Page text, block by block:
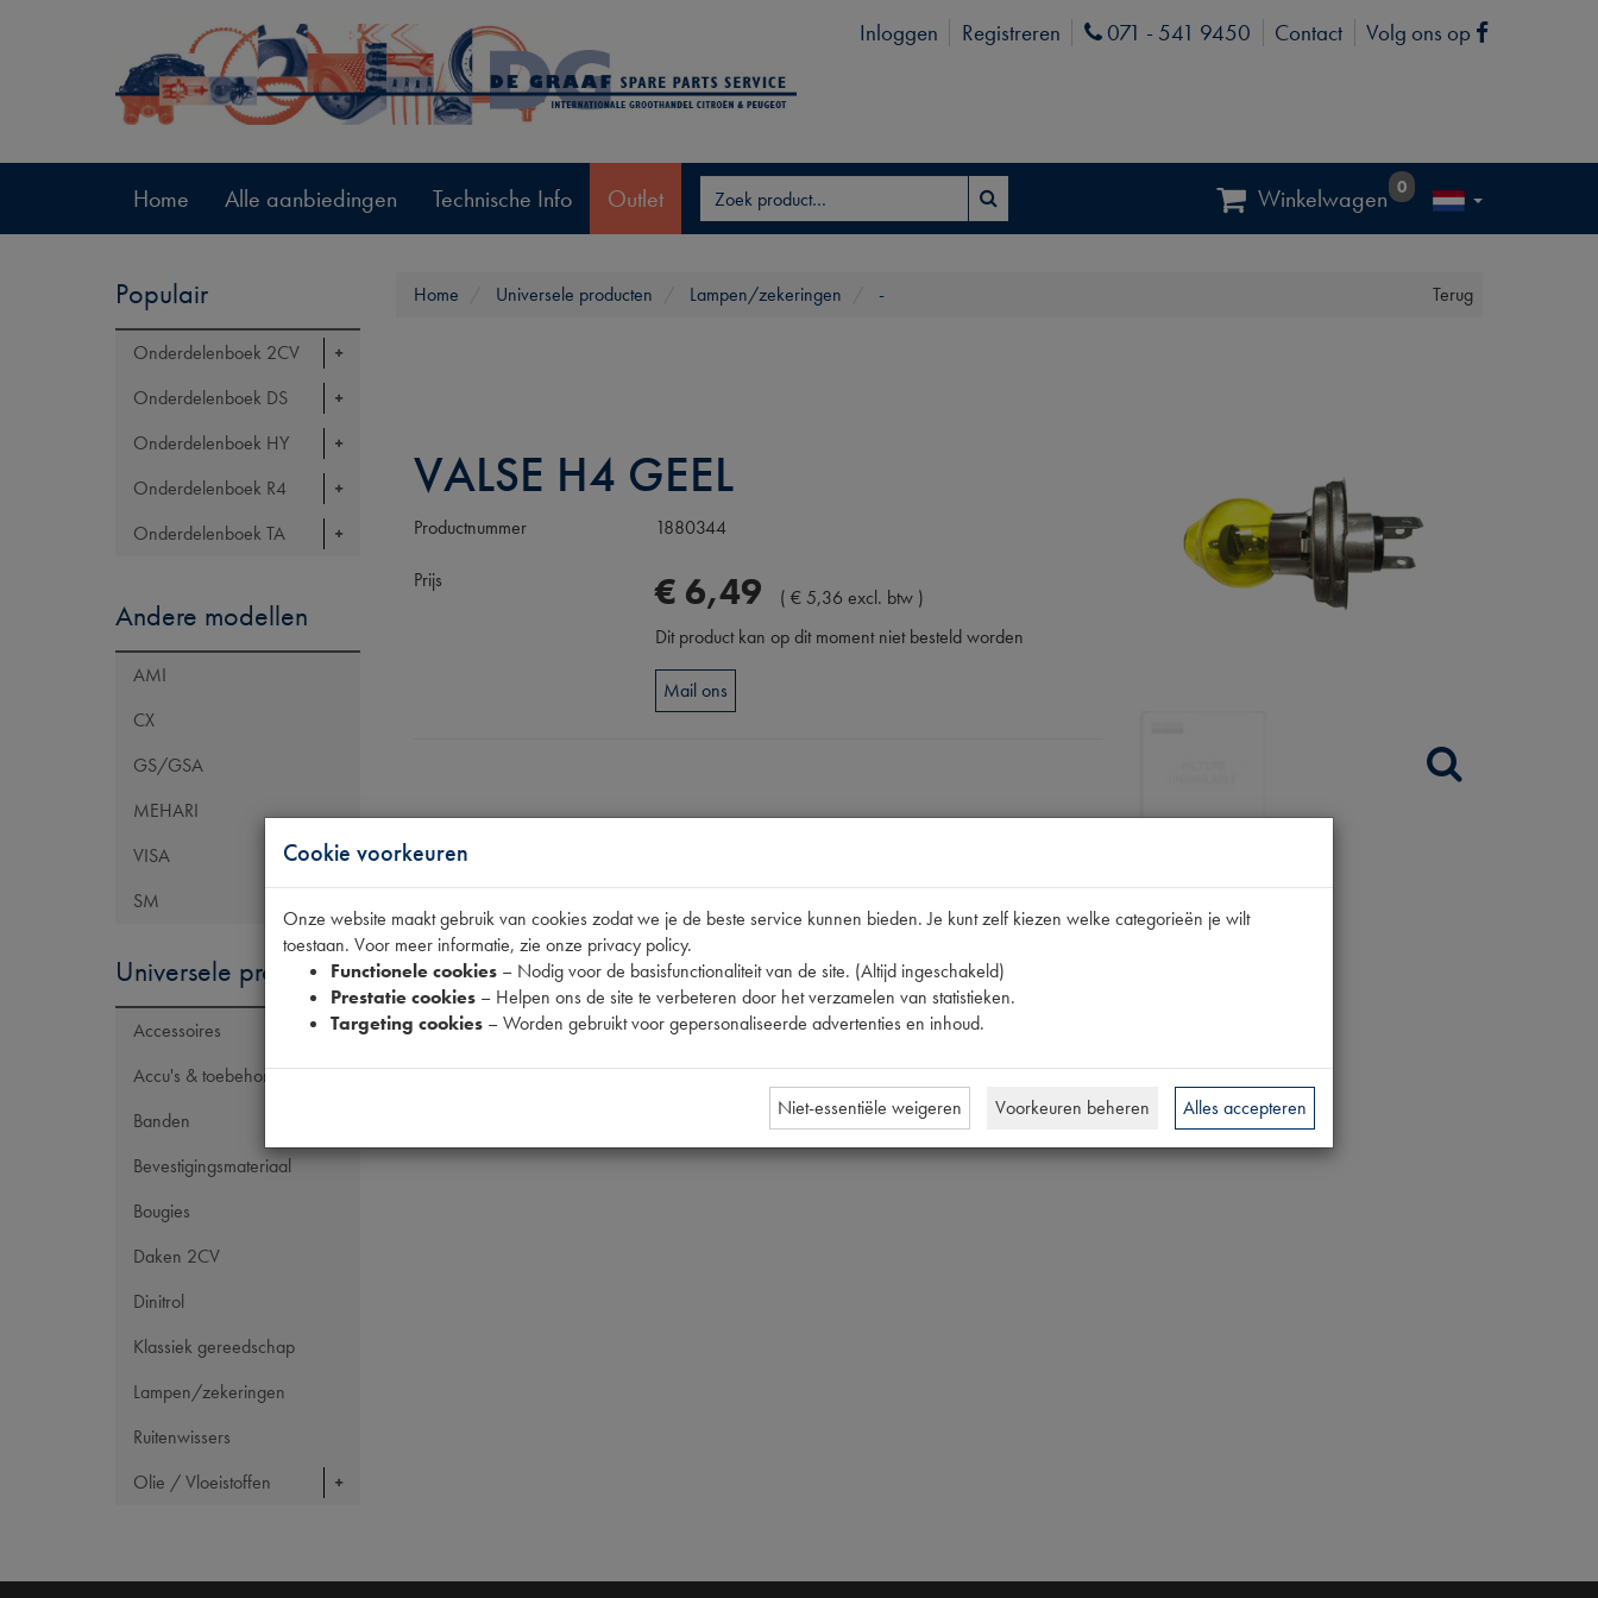
Inloggen Registreren Phone
071 - 541 9450 Contact Volg ons op Facebook
Home Alle aanbiedingen Technische Info Outlet Winkelwagen 0
Populair
Onderdelenboek 2CV
Onderdelenboek DS
Onderdelenboek HY
Onderdelenboek R4
Onderdelenboek TA
Andere modellen
AMI
CX
GS/GSA
MEHARI
VISA
SM
Universele producten
Accessoires
Accu's & toebehoren
Banden
Bevestigingsmateriaal
Bougies
Daken 2CV
Dinitrol
Klassiek gereedschap
Lampen/zekeringen
Ruitenwissers
Olie / Vloeistoffen
Terug
Home Universele producten Lampen/zekeringen -
VALSE H4 GEEL
Productnummer 1880344
Prijs € 6,49 (€ 5,36 excl. btw )
Dit product kan op dit moment niet besteld worden
Mail ons
Cookie voorkeuren
Onze website maakt gebruik van cookies zodat we je de beste service kunnen bieden. Je kunt zelf kiezen welke categorieën je wilt
toestaan. Voor meer informatie, zie onze privacy policy.
Functionele cookies – Nodig voor de basisfunctionaliteit van de site. (Altijd ingeschakeld)
Prestatie cookies – Helpen ons de site te verbeteren door het verzamelen van statistieken.
Targeting cookies – Worden gebruikt voor gepersonaliseerde advertenties en inhoud.
Niet-essentiële weigeren Voorkeuren beheren Alles accepteren